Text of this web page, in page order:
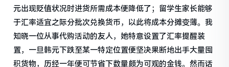
元出现贬值状况时进货所需成本便降低了；留学生家长能够
于汇率适宜之际分批次兑换货币，以此将成本分摊变薄。我
知晓一位从事代购活动的友人，她特意设置了汇率提醒装
置，一旦韩元下跌至某一特定位置便坚决果断地出手大量囤
积货物，历经一年便可节省下数量颇为可观的金钱。然而话